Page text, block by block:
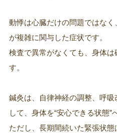
動悸は心臓だけの問題ではな
が複雑に関与した症状です。
検査で異常がなくても、身体
す。
鍼灸は、自律神経の調整、呼
して、身体を“安心できる状態”
ただし、長期間続いた緊張状